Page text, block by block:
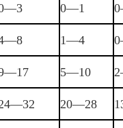
—3 0—1 0
—8 1—4 0
—17 5—10 2
—32 20—28